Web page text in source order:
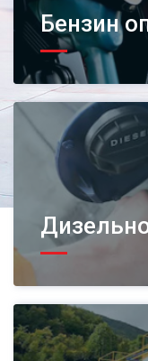
Бензин